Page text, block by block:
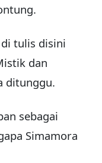
tulis disini
dan
ditunggu.
sebagai
Simamora